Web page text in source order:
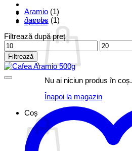
0,00lei
Nu ai niciun produs în coș.
Înapoi la magazin
Coș
Aramio (1)
Jacobs (1)
Filtrează după preț
Preț
minim
Preț
maxim
Filtrează